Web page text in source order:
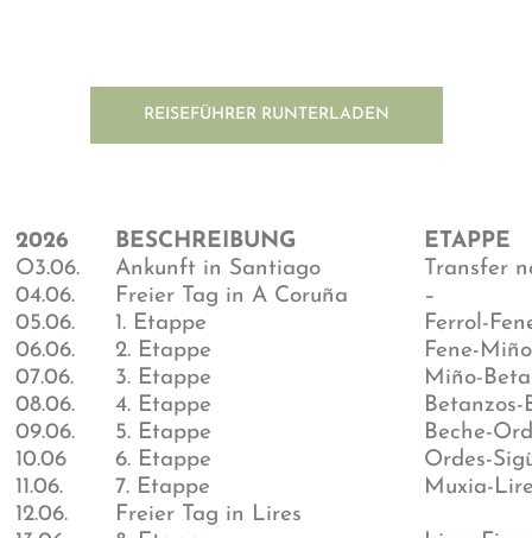
REISEFÜHRER RUNTERLADEN
2026 BESCHREIBUNG
ETAPPE
O3.06.
Ankunft in Santiago
Transfer
04.06.
Freier Tag in A Coruña
–
05.06.
1. Etappe
Ferrol-
06.06.
2. Etappe
Fene-Miño
07.06.
3. Etappe
Miño-
08.06.
4. Etappe
Betanzos-
09.06.
5. Etappe
Beche-
10.06
6. Etappe
Ordes-
11.06.
7. Etappe
Muxia-
12.06.
Freier Tag in Lires